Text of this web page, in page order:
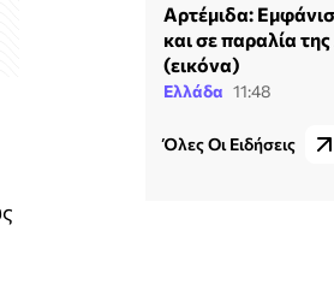
Αρτέμιδα:
και σε παραλία
(εικόνα)
Ελλάδα 11:48
Όλες Οι Ειδήσεις